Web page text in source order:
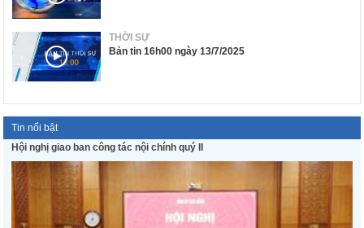
THỜI SỰ
Bản tin 16h00 ngày 13/7/2025
Tin nổi bật
Hội nghị giao ban công tác nội chính quý II